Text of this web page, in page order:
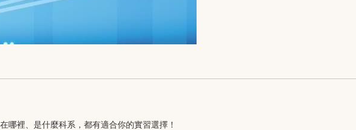
哪裡、是什麼科系，都有適合你的實習選擇！